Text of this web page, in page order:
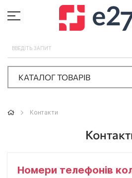
КАТАЛОГ ТОВАРІВ
Контакти
Номери телефонів